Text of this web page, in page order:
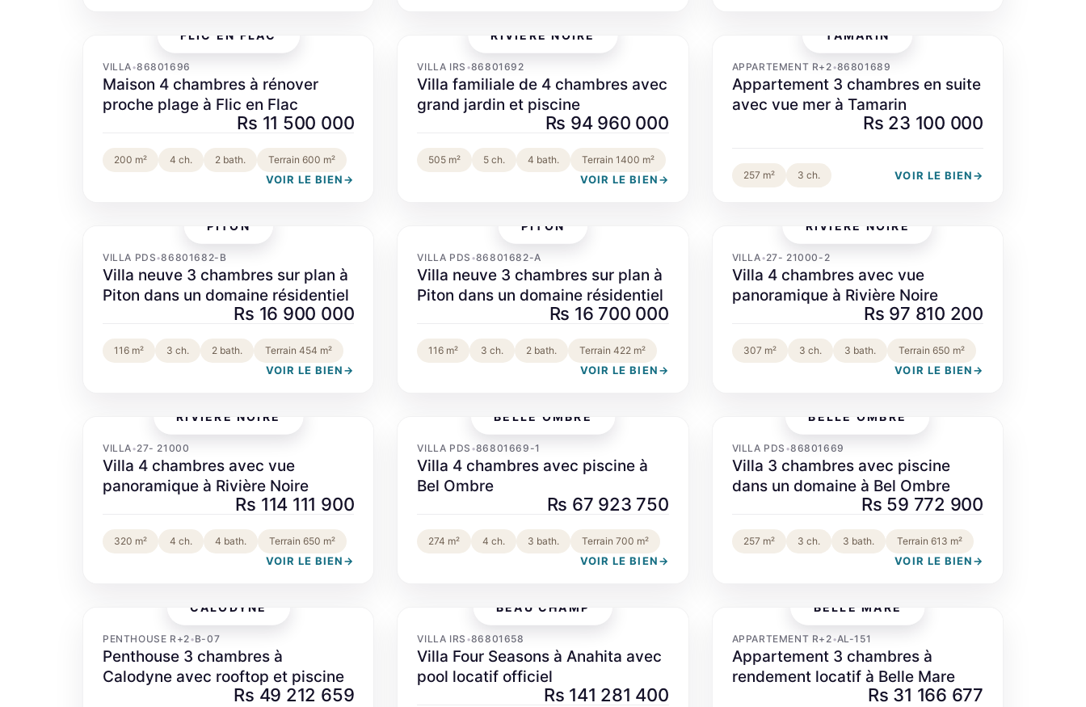
FLIC EN FLAC
VILLA•86801696
Maison 4 chambres à rénover
proche plage à Flic en Flac
Rs 11 500 000
200 m² 4 ch. 2 bath. Terrain 600 m²
VOIR LE BIEN→
RIVIÈRE NOIRE
VILLA IRS •86801692
Villa familiale de 4 chambres avec
grand jardin et piscine
Rs 94 960 000
505 m² 5 ch. 4 bath. Terrain 1400 m²
VOIR LE BIEN→
TAMARIN
APPARTEMENT R+2•86801689
Appartement 3 chambres en suite
avec vue mer à Tamarin
Rs 23 100 000
257 m² 3 ch. VOIR LE BIEN→
PITON
VILLA PDS•86801682-B
Villa neuve 3 chambres sur plan à
Piton dans un domaine résidentiel
Rs 16 900 000
116 m² 3 ch. 2 bath. Terrain 454 m²
VOIR LE BIEN→
PITON
VILLA PDS •86801682-A
Villa neuve 3 chambres sur plan à
Piton dans un domaine résidentiel
Rs 16 700 000
116 m² 3 ch. 2 bath. Terrain 422 m²
VOIR LE BIEN→
RIVIÈRE NOIRE
VILLA•27- 21000-2
Villa 4 chambres avec vue
panoramique à Rivière Noire
Rs 97 810 200
307 m² 3 ch. 3 bath. Terrain 650 m²
VOIR LE BIEN→
RIVIÈRE NOIRE
VILLA•27- 21000
Villa 4 chambres avec vue
panoramique à Rivière Noire
Rs 114 111 900
320 m² 4 ch. 4 bath. Terrain 650 m²
VOIR LE BIEN→
BELLE OMBRE
VILLA PDS •86801669-1
Villa 4 chambres avec piscine à
Bel Ombre
Rs 67 923 750
274 m² 4 ch. 3 bath. Terrain 700 m²
VOIR LE BIEN→
BELLE OMBRE
VILLA PDS •86801669
Villa 3 chambres avec piscine
dans un domaine à Bel Ombre
Rs 59 772 900
257 m² 3 ch. 3 bath. Terrain 613 m²
VOIR LE BIEN→
CALODYNE
PENTHOUSE R+2•B-07
Penthouse 3 chambres à
Calodyne avec rooftop et piscine
Rs 49 212 659
BEAU CHAMP
VILLA IRS •86801658
Villa Four Seasons à Anahita avec
pool locatif officiel
Rs 141 281 400
BELLE MARE
APPARTEMENT R+2•AL-151
Appartement 3 chambres à
rendement locatif à Belle Mare
Rs 31 166 677